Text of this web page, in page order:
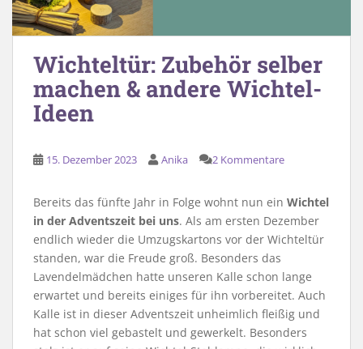
Wichteltür: Zubehör selber
machen & andere Wichtel-
Ideen
15. Dezember 2023 Anika 2 Kommentare
Bereits das fünfte Jahr in Folge wohnt nun ein Wichtel
in der Adventszeit bei uns. Als am ersten Dezember
endlich wieder die Umzugskartons vor der Wichteltür
standen, war die Freude groß. Besonders das
Lavendelmädchen hatte unseren Kalle schon lange
erwartet und bereits einiges für ihn vorbereitet. Auch
Kalle ist in dieser Adventszeit unheimlich fleißig und
hat schon viel gebastelt und gewerkelt. Besonders